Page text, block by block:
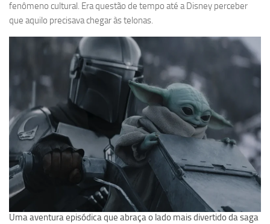
fenômeno cultural. Era questão de tempo até a Disney perceber
que aquilo precisava chegar às telonas.
Uma aventura episódica que abraça o lado mais divertido da saga